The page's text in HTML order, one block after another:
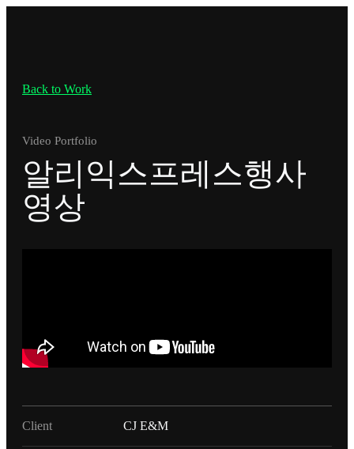
Back to Work
Video Portfolio
알리익스프레스행사
영상
Client CJ E&M